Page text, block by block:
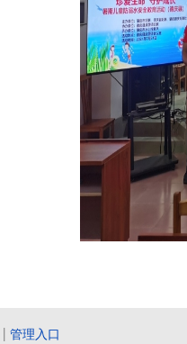
管理入口